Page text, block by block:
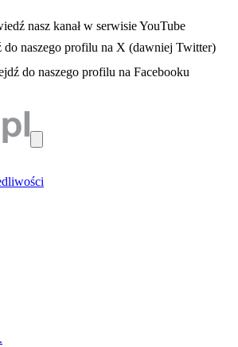
otwiera się w nowej karcie
nasz kanał w serwisie YouTube
nowej karcie
do naszego profilu na X (dawniej Twitter)
- otwiera się w nowej karcie
do naszego profilu na Facebooku